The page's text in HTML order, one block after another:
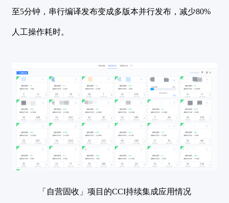
至5分钟，串行编译发布变成多版本并行发布，减少80%
人工操作耗时。
「自营固收」项目的CCI持续集成应用情况